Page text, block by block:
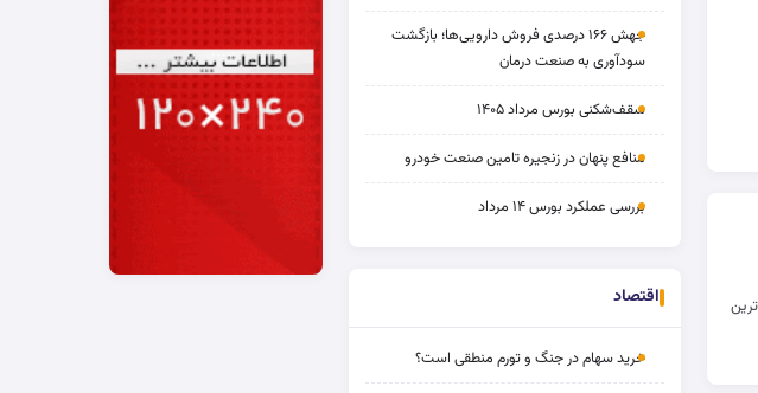
جهش ۱۶۶ درصدی فروش دارویی‌ها؛ بازگشت
سودآوری به صنعت درمان
سقف‌شکنی بورس مرداد ۱۴۰۵
منافع پنهان در زنجیره تامین صنعت خودرو
بررسی عملکرد بورس ۱۴ مرداد
اقتصاد
خرید سهام در جنگ و تورم منطقی است؟